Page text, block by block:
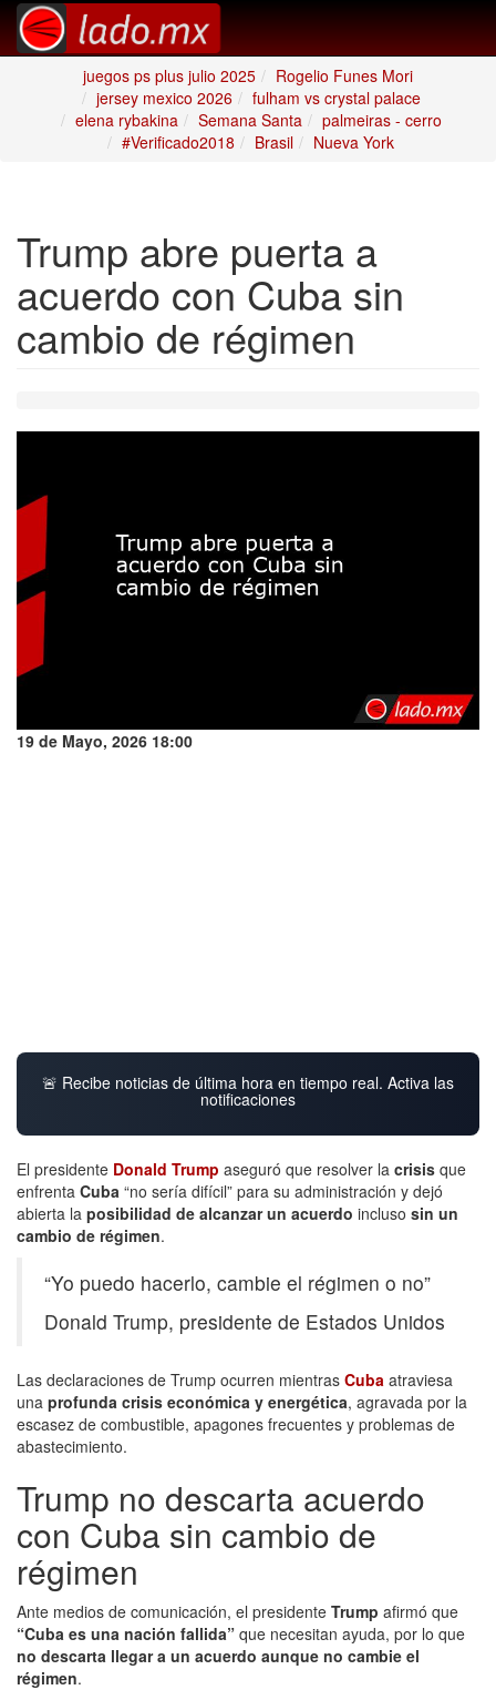
juegos ps plus julio 2025
Rogelio Funes Mori
jersey mexico 2026
fulham vs crystal palace
elena rybakina
Semana Santa
palmeiras - cerro
#Verificado2018
Brasil Nueva York
Trump abre puerta a
acuerdo con Cuba sin
cambio de régimen
19 de Mayo, 2026 18:00
🚨 Recibe noticias de última hora en tiempo real. Activa las
notificaciones
El presidente Donald Trump aseguró que resolver la crisis que
enfrenta Cuba “no sería difícil” para su administración y dejó
abierta la posibilidad de alcanzar un acuerdo incluso sin un
cambio de régimen.
“Yo puedo hacerlo, cambie el régimen o no”
Donald Trump, presidente de Estados Unidos
Las declaraciones de Trump ocurren mientras Cuba atraviesa
una profunda crisis económica y energética, agravada por la
escasez de combustible, apagones frecuentes y problemas de
abastecimiento.
Trump no descarta acuerdo
con Cuba sin cambio de
régimen
Ante medios de comunicación, el presidente Trump afirmó que
“Cuba es una nación fallida” que necesitan ayuda, por lo que
no descarta llegar a un acuerdo aunque no cambie el
régimen.